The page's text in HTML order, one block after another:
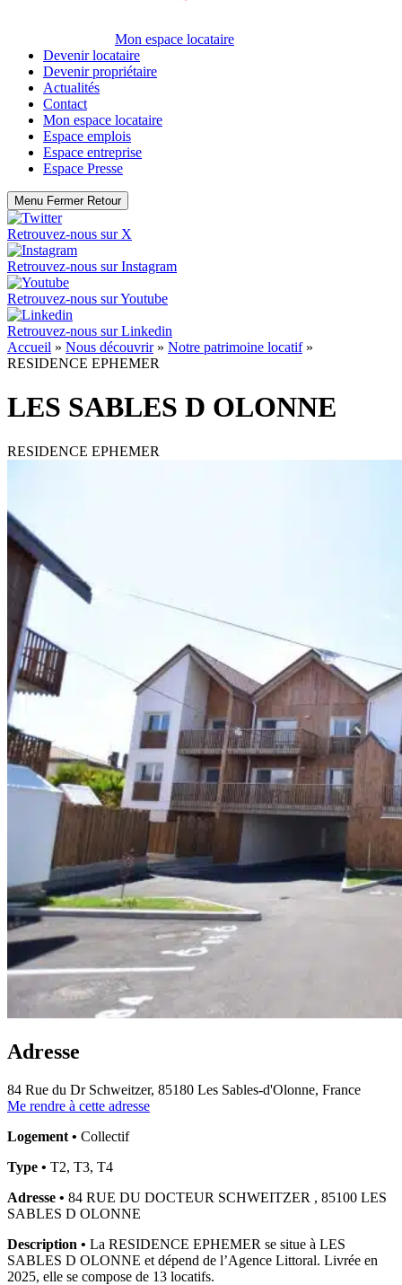
Mon espace locataire
Devenir locataire
Devenir propriétaire
Actualités
Contact
Mon espace locataire
Espace emplois
Espace entreprise
Espace Presse
Menu Fermer Retour
Retrouvez-nous sur X
Retrouvez-nous surInstagram
Retrouvez-nous surYoutube
Retrouvez-nous surLinkedin
Accueil » Nous découvrir» Notre patrimoine locatif»
RESIDENCE EPHEMER
LES SABLES D OLONNE
RESIDENCE EPHEMER
Adresse
84 Rue du Dr Schweitzer, 85180 Les Sables-d'Olonne, France
Me rendre à cette adresse
Logement • Collectif
Type • T2, T3, T4
Adresse • 84 RUE DU DOCTEUR SCHWEITZER , 85100 LES
SABLES D OLONNE
Description • La RESIDENCE EPHEMER se situe à LES
SABLES D OLONNE et dépend de l’Agence Littoral. Livrée en
2025, elle se compose de 13 locatifs.